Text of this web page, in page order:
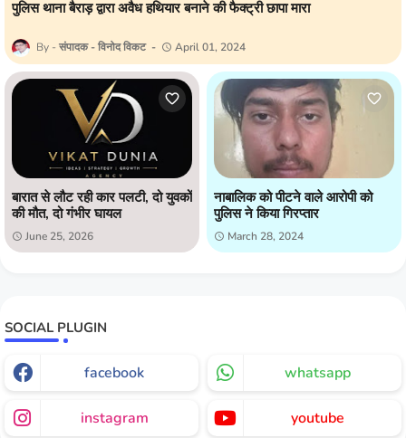
पुलिस थाना बैराड़ द्वारा अवैध हथियार बनाने की फैक्ट्री छापा मारा
संपादक - विनोद विकट April 01, 2024
बारात से लौट रही कार पलटी, दो युवकों
की मौत, दो गंभीर घायल
June 25, 2026
नाबालिक को पीटने वाले आरोपी को
पुलिस ने किया गिरप्तार
March 28, 2024
SOCIAL PLUGIN
facebook whatsapp
instagram youtube